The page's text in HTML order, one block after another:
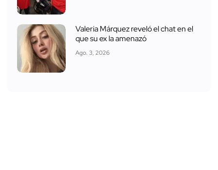
Valeria Márquez reveló el chat en el
que su ex la amenazó
Ago. 3, 2026